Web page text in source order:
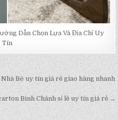
Dẫn Chọn Lựa Và Địa Chỉ Uy
Tín
Bè uy tín giá rẻ giao hàng nhanh
Bình Chánh sỉ lẻ uy tín giá rẻ →